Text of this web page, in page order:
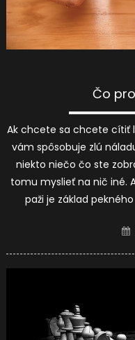
Čo
Ak chcete sa chcete cítiť
vám spôsobuje zlú
niekto niečo čo ste
tomu myslieť na nič iné.
paži je základ